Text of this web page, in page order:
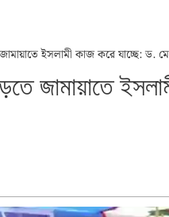
ইসলামী কাজ করে যাচ্ছে: ড.
জামায়াতে